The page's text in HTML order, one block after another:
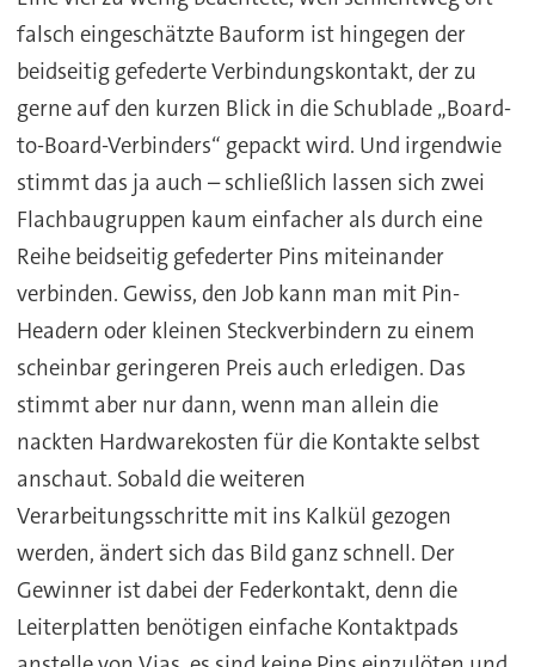
falsch eingeschätzte Bauform ist hingegen der
beidseitig gefederte Verbindungskontakt, der zu
gerne auf den kurzen Blick in die Schublade „Board-
to-Board-Verbinders“ gepackt wird. Und irgendwie
stimmt das ja auch – schließlich lassen sich zwei
Flachbaugruppen kaum einfacher als durch eine
Reihe beidseitig gefederter Pins miteinander
verbinden. Gewiss, den Job kann man mit Pin-
Headern oder kleinen Steckverbindern zu einem
scheinbar geringeren Preis auch erledigen. Das
stimmt aber nur dann, wenn man allein die
nackten Hardwarekosten für die Kontakte selbst
anschaut. Sobald die weiteren
Verarbeitungsschritte mit ins Kalkül gezogen
werden, ändert sich das Bild ganz schnell. Der
Gewinner ist dabei der Federkontakt, denn die
Leiterplatten benötigen einfache Kontaktpads